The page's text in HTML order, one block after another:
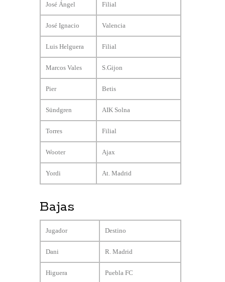
José Ángel Filial
José Ignacio Valencia
Luis Helguera Filial
Marcos Vales S.Gijon
Pier Betis
Sündgren AIK Solna
Torres Filial
Wooter Ajax
Yordi At. Madrid
Bajas
Jugador Destino
Dani R. Madrid
Higuera Puebla FC